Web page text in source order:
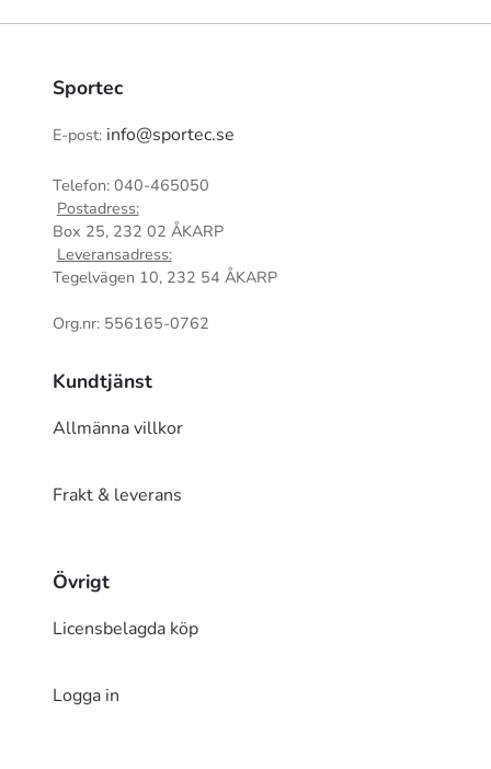
Sportec
E-post: info@sportec.se
Telefon: 040-465050
Postadress:
Box 25, 232 02 ÅKARP
Leveransadress:
Tegelvägen 10, 232 54 ÅKARP
Org.nr: 556165-0762
Kundtjänst
Allmänna villkor
Frakt & leverans
Övrigt
Licensbelagda köp
Logga in